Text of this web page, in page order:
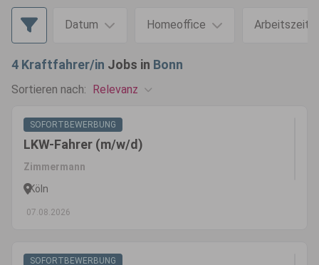
Datum Homeoffice Arbeitszeit
4 Kraftfahrer/in Jobs in Bonn
Sortieren nach: Relevanz
SOFORTBEWERBUNG
LKW-Fahrer (m/w/d)
Zimmermann
Köln
07.08.2026
SOFORTBEWERBUNG